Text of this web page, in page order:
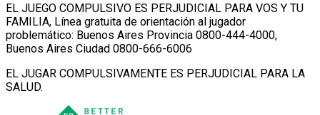
EL JUEGO COMPULSIVO ES PERJUDICIAL PARA VOS Y TU
FAMILIA, Línea gratuita de orientación al jugador
problemático: Buenos Aires Provincia 0800-444-4000,
Buenos Aires Ciudad 0800-666-6006
EL JUGAR COMPULSIVAMENTE ES PERJUDICIAL PARA LA
SALUD.